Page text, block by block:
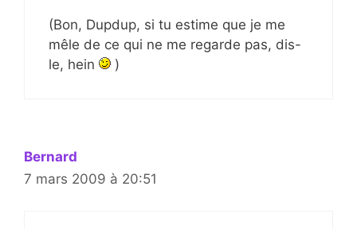
(Bon, Dupdup, si tu estime que je me
mêle de ce qui ne me regarde pas, dis-
le, hein
)
Bernard
7 mars 2009 à 20:51